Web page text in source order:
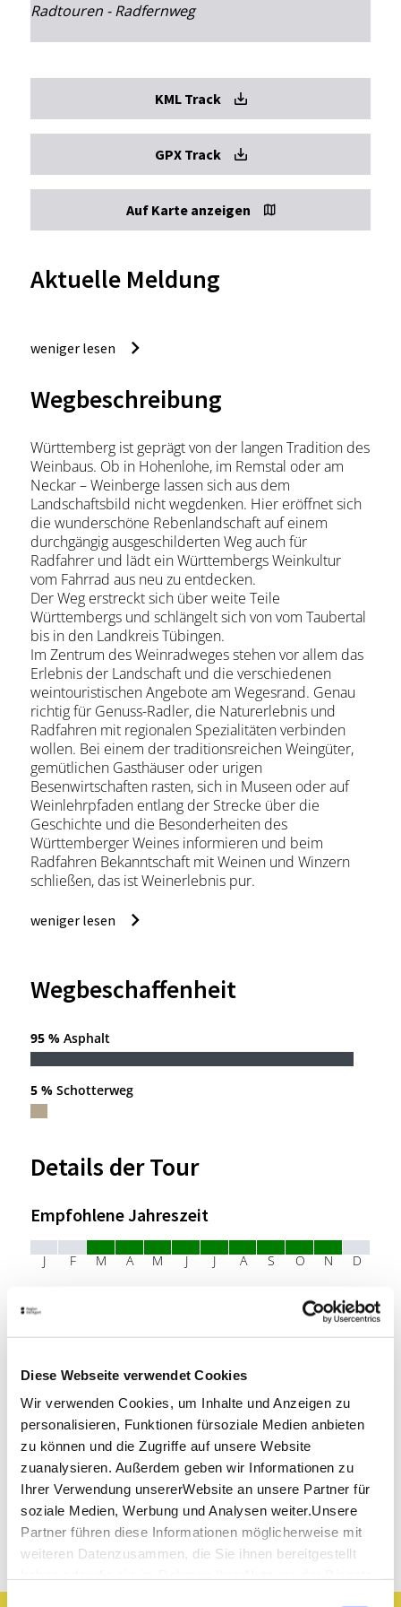
Diese Webseite verwendet Cookies
Wir verwenden Cookies, um Inhalte und Anzeigen zu
personalisieren, Funktionen fürsoziale Medien anbieten
zu können und die Zugriffe auf unsere Website
zuanalysieren. Außerdem geben wir Informationen zu
Ihrer Verwendung unsererWebsite an unsere Partner für
soziale Medien, Werbung und Analysen weiter.Unsere
Partner führen diese Informationen möglicherweise mit
weiteren Datenzusammen, die Sie ihnen bereitgestellt
Radtouren - Radfernweg
KML Track
GPX Track
Auf Karte anzeigen
Aktuelle Meldung
weniger lesen
Wegbeschreibung
Württemberg ist geprägt von der langen Tradition des
Weinbaus. Ob in Hohenlohe, im Remstal oder am
Neckar – Weinberge lassen sich aus dem
Landschaftsbild nicht wegdenken. Hier eröffnet sich
die wunderschöne Rebenlandschaft auf einem
durchgängig ausgeschilderten Weg auch für
Radfahrer und lädt ein Württembergs Weinkultur
vom Fahrrad aus neu zu entdecken.
Der Weg erstreckt sich über weite Teile
Württembergs und schlängelt sich von vom Taubertal
bis in den Landkreis Tübingen.
Im Zentrum des Weinradweges stehen vor allem das
Erlebnis der Landschaft und die verschiedenen
weintouristischen Angebote am Wegesrand. Genau
richtig für Genuss-Radler, die Naturerlebnis und
Radfahren mit regionalen Spezialitäten verbinden
wollen. Bei einem der traditionsreichen Weingüter,
gemütlichen Gasthäuser oder urigen
Besenwirtschaften rasten, sich in Museen oder auf
Weinlehrpfaden entlang der Strecke über die
Geschichte und die Besonderheiten des
Württemberger Weines informieren und beim
Radfahren Bekanntschaft mit Weinen und Winzern
schließen, das ist Weinerlebnis pur.
weniger lesen
Wegbeschaffenheit
95 %Asphalt
5 %Schotterweg
Details der Tour
Empfohlene Jahreszeit
J F M A M J J A S O N D
22:00 h 2070 m
2030 m
Punkt
Kondition Technik
Landschaft Erlebnis
Entdeckungen entlang der Tour